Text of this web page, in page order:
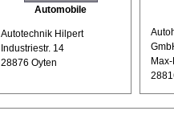
Automobile
Autotechnik Hilpert
Industriestr. 14
28876 Oyten